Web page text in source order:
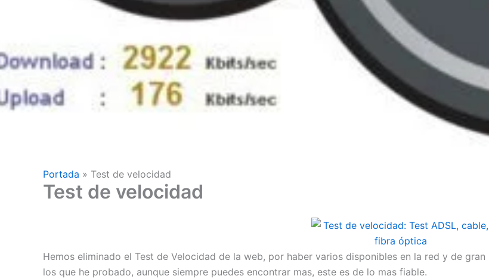
Portada » Test de velocidad
Test de velocidad
Hemos eliminado el Test de Velocidad de la web, por haber varios disponibles en la red y de
los que he probado, aunque siempre puedes encontrar mas, este es de lo mas fiable.